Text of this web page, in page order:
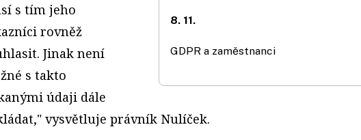
8. 11.
GDPR a zaměstnanci
s tím jeho
rovněž
Jinak není
s takto
údaji dále
vysvětluje právník Nulíček.